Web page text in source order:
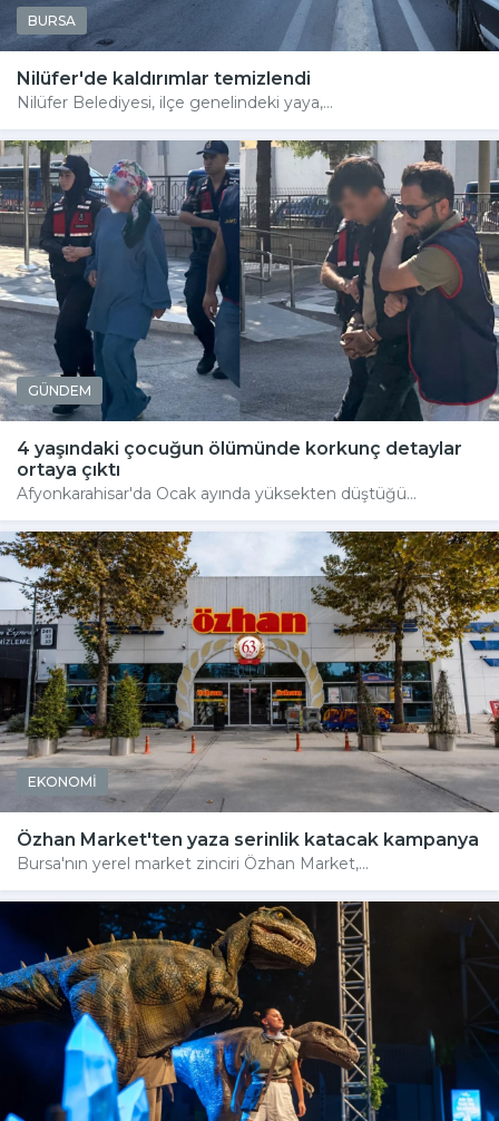
BURSA
Nilüfer'de kaldırımlar temizlendi
Nilüfer Belediyesi, ilçe genelindeki yaya,...
GÜNDEM
4 yaşındaki çocuğun ölümünde korkunç detaylar
ortaya çıktı
Afyonkarahisar'da Ocak ayında yüksekten düştüğü...
EKONOMİ
Özhan Market'ten yaza serinlik katacak kampanya
Bursa'nın yerel market zinciri Özhan Market,...